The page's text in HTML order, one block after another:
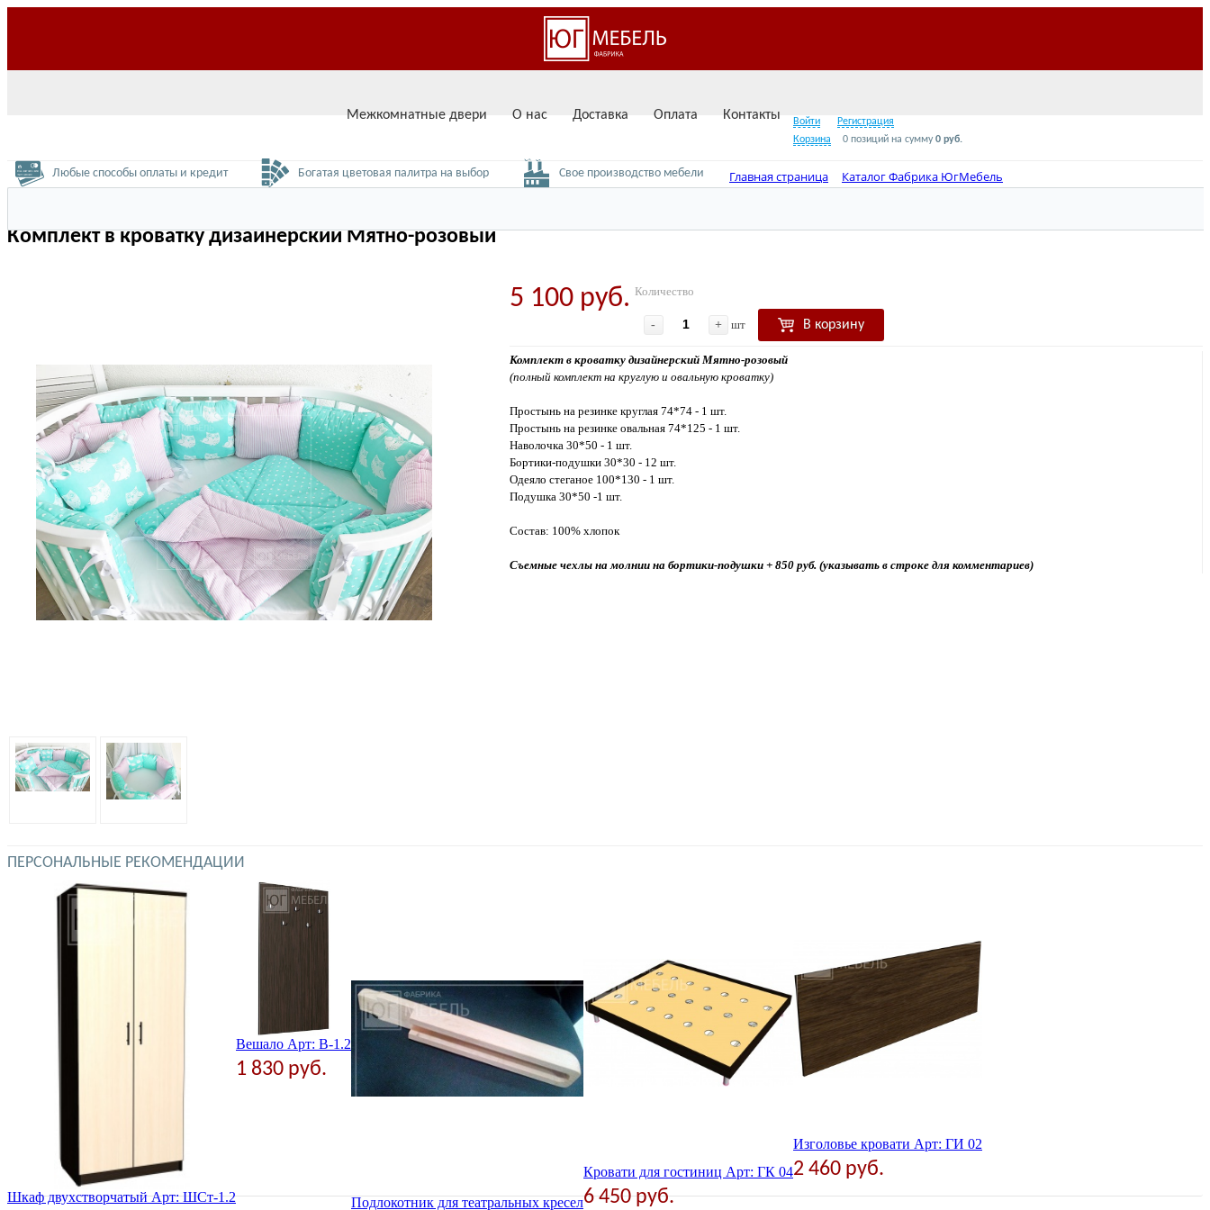
Межкомнатные двери О нас Доставка Оплата Контакты Войти
Регистрация
Корзина
0 позиций на сумму0 руб.
Любые способы оплаты и кредит Богатая цветовая палитра на выбор Свое производство мебели Главная страница
Каталог Фабрика ЮгМебель
Комплект в кроватку дизайнерский Мятно-розовый
5 100 руб. Количество
- + шт В корзину
Комплект в кроватку дизайнерский Мятно-розовый
(полный комплект на круглую и овальную кроватку)
Простынь на резинке круглая 74*74 - 1 шт.
Простынь на резинке овальная 74*125 - 1 шт.
Наволочка 30*50 - 1 шт.
Бортики-подушки 30*30 - 12 шт.
Одеяло стеганое 100*130 - 1 шт.
Подушка 30*50 -1 шт.
Состав: 100% хлопок
Съемные чехлы на молнии на бортики-подушки + 850 руб. (указывать в строке для комментариев)
ПЕРСОНАЛЬНЫЕ РЕКОМЕНДАЦИИ
Шкаф двухстворчатый Арт: ШСт-1.2
Вешало Арт: В-1.2
1 830 руб.
Подлокотник для театральных кресел
Кровати для гостиниц Арт: ГК 04
6 450 руб.
Изголовье кровати Арт: ГИ 02
2 460 руб.